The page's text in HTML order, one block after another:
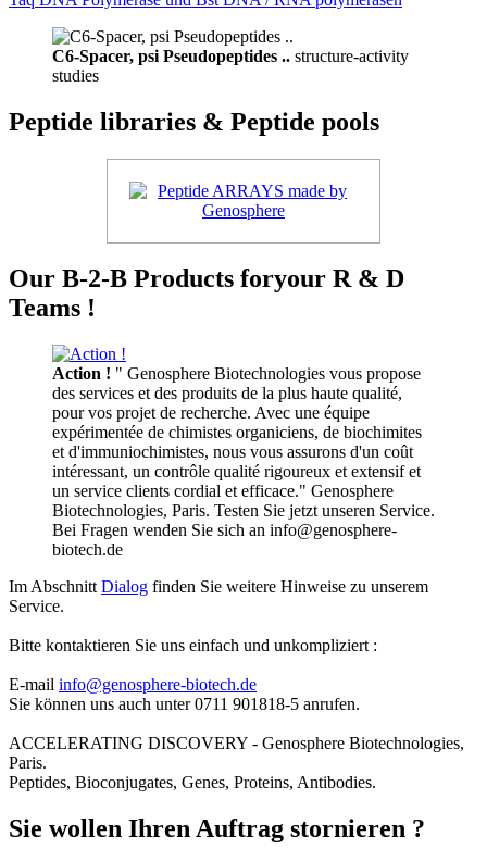
C6-Spacer, psi Pseudopeptides .. structure-activity
studies
Peptide libraries & Peptide pools
Our B-2-B Products foryour R & D
Teams !
Action ! " Genosphere Biotechnologies vous propose
des services et des produits de la plus haute qualité,
pour vos projet de recherche. Avec une équipe
expérimentée de chimistes organiciens, de biochimites
et d'immuniochimistes, nous vous assurons d'un coût
intéressant, un contrôle qualité rigoureux et extensif et
un service clients cordial et efficace." Genosphere
Biotechnologies, Paris. Testen Sie jetzt unseren Service.
Bei Fragen wenden Sie sich an info@genosphere-
biotech.de
Im Abschnitt Dialog finden Sie weitere Hinweise zu unserem
Service.
Bitte kontaktieren Sie uns einfach und unkompliziert :
E-mail info@genosphere-biotech.de
Sie können uns auch unter 0711 901818-5 anrufen.
ACCELERATING DISCOVERY - Genosphere Biotechnologies,
Paris.
Peptides, Bioconjugates, Genes, Proteins, Antibodies.
Sie wollen Ihren Auftrag stornieren ?